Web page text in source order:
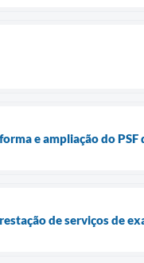
e ampliação do PSF
de serviços de